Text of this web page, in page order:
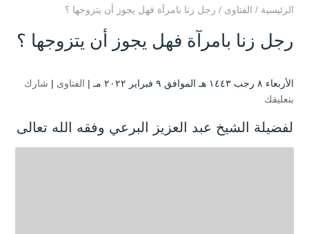
الرئيسية / الفتاوى / رجل زنا بامرآة فهل يجوز أن يتزوجها ؟
رجل زنا بامرآة فهل يجوز أن يتزوجها ؟
الأربعاء ۸ رجب ۱٤٤۳ هـ الموافق ۹ فبراير ۲۰۲۲ مـ | الفتاوى | شارك
بتعليقك
لفضيلة الشيخ عبد العزيز البرعي وفقه الله تعالى